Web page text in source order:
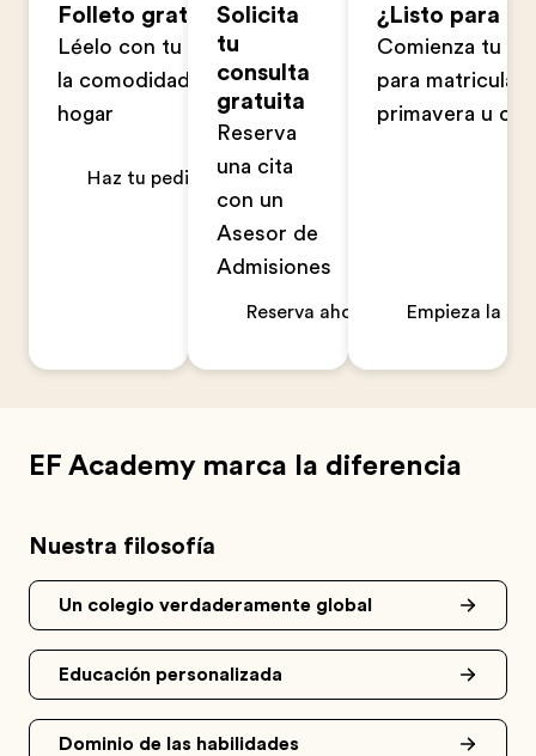
Folleto gratuito
Léelo con tu familia en
la comodidad de tu
hogar
Haz tu pedido ahora
Solicita
tu
consulta
gratuita
Reserva
una cita
con un
Asesor de
Admisiones
Reserva ahora
¿Listo para
Comienza tu
para
primavera u
Empieza la
EF Academy marca la diferencia
Nuestra filosofía
Un colegio verdaderamente global
Educación personalizada
Dominio de las habilidades